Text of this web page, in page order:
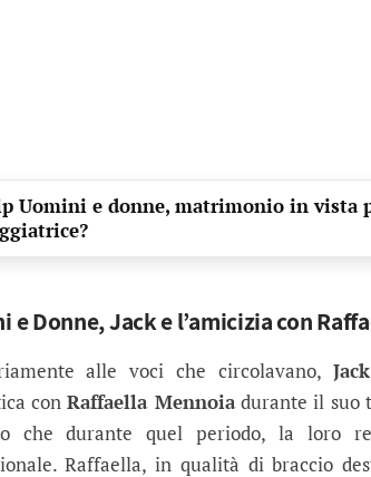
Uomini e donne, matrimonio in vista
e Donne, Jack e l’amicizia con
alle voci che circolavano, Jack
conRaffaella Mennoiadurante il suo
che durante quel periodo, la loro
Raffaella, in qualità di braccio